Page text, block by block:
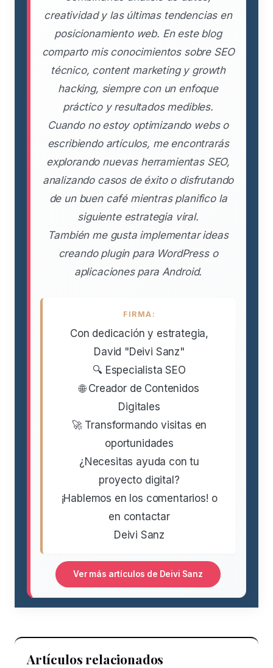
creatividad y las últimas tendencias en
posicionamiento web. En este blog
comparto mis conocimientos sobre SEO
técnico, content marketing y growth
hacking, siempre con un enfoque
práctico y resultados medibles.
Cuando no estoy optimizando webs o
escribiendo artículos, me encontrarás
explorando nuevas herramientas SEO,
analizando casos de éxito o disfrutando
de un buen café mientras planifico la
siguiente estrategia viral.
También me gusta implementar ideas
creando plugin para WordPress o
aplicaciones para Android.
FIRMA:
Con dedicación y estrategia,
David "Deivi Sanz"
🔍 Especialista SEO
🌐 Creador de Contenidos
Digitales
🚀 Transformando visitas en
oportunidades
¿Necesitas ayuda con tu
proyecto digital?
¡Hablemos en los comentarios! o
en contactar
Deivi Sanz
Ver más artículos de Deivi Sanz
Artículos relacionados